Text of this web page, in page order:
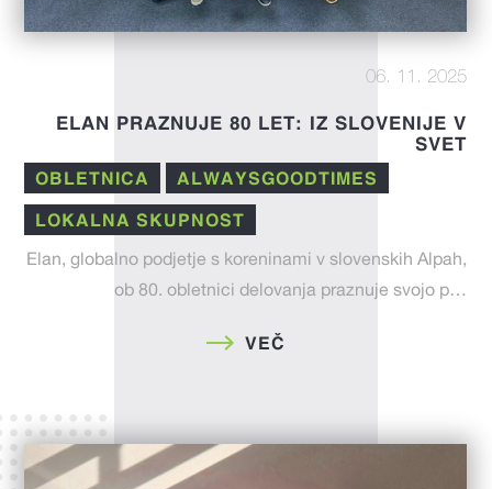
06. 11. 2025
ELAN PRAZNUJE 80 LET: IZ SLOVENIJE V
SVET
OBLETNICA ALWAYSGOODTIMES
LOKALNA SKUPNOST
Elan, globalno podjetje s koreninami v slovenskih Alpah,
ob 80. obletnici delovanja praznuje svojo p…
VEČ